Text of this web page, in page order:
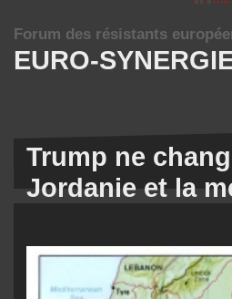
EURO-
Forum des résistants
Trump ne
Jordanie et la